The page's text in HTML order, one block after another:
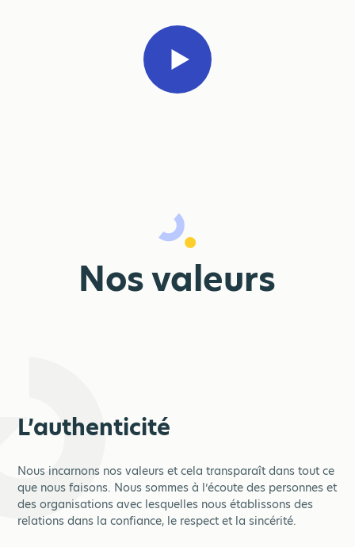
Nos valeurs
L’authenticité
Nous incarnons nos valeurs et cela transparaît dans tout ce
que nous faisons. Nous sommes à l’écoute des personnes et
des organisations avec lesquelles nous établissons des
relations dans la confiance, le respect et la sincérité.